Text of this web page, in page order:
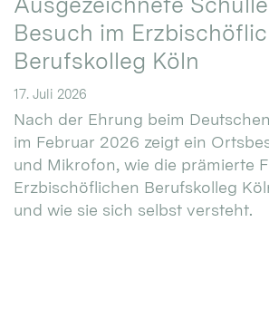
Besuch im
Berufskolleg Köln
17. Juli 2026
Nach der Ehrung beim
im Februar 2026 zeigt ein
und Mikrofon, wie die prämierte
Erzbischöflichen Berufskolleg
und wie sie sich selbst versteht.